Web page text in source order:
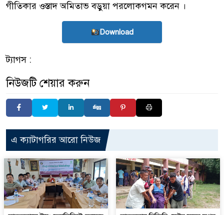
গীতিকার ওস্তাদ অমিতাভ বড়ুয়া পরলোকগমন করেন ।
Download
ট্যাগস :
নিউজটি শেয়ার করুন
এ ক্যাটাগরির আরো নিউজ